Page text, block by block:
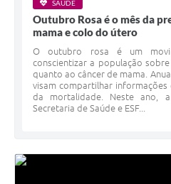
SAÚDE
Outubro Rosa é o mês da
mama e colo do útero
O outubro rosa é um
conscientizar a população
quanto ao câncer de mama.
visam compartilhar
da mortalidade. Neste ano,
Secretaria de Saúde e ESF...